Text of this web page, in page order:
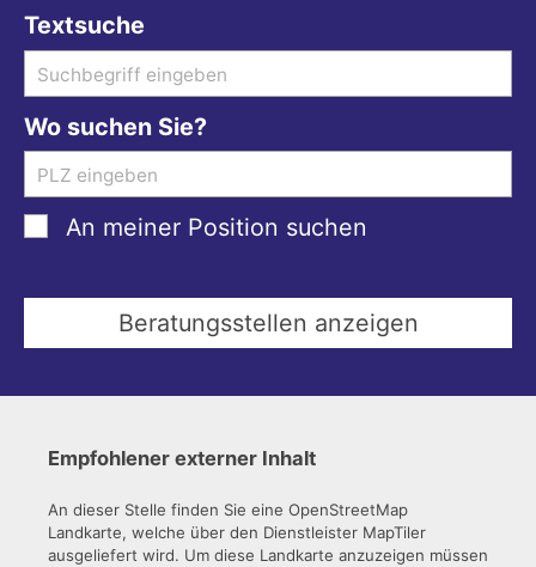
Textsuche
Wo suchen Sie?
An meiner Position suchen
Empfohlener externer Inhalt
An dieser Stelle finden Sie eine OpenStreetMap
Landkarte, welche über den Dienstleister MapTiler
ausgeliefert wird. Um diese Landkarte anzuzeigen müssen